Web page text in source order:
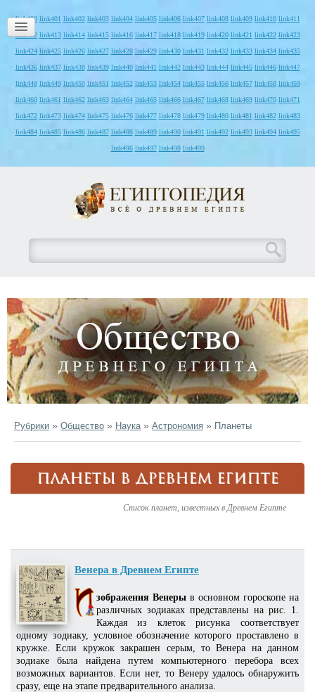
link400 link401 link402 link403 link404 link405 link406 link407 link408 link409 link410 link411
link412 link413 link414 link415 link416 link417 link418 link419 link420 link421 link422 link423
link424 link425 link426 link427 link428 link429 link430 link431 link432 link433 link434 link435
link436 link437 link438 link439 link440 link441 link442 link443 link444 link445 link446 link447
link448 link449 link450 link451 link452 link453 link454 link455 link456 link457 link458 link459
link460 link461 link462 link463 link464 link465 link466 link467 link468 link469 link470 link471
link472 link473 link474 link475 link476 link477 link478 link479 link480 link481 link482 link483
link484 link485 link486 link487 link488 link489 link490 link491 link492 link493 link494 link495
link496 link497 link498 link499
Рубрики » Общество » Наука » Астрономия » Планеты
ПЛАНЕТЫ В ДРЕВНЕМ ЕГИПТЕ
Список планет, известных в Древнем Египте
Венера в Древнем Египте
зображения Венерыв основном гороскопе на
различных зодиаках представлены на рис. 1.
Каждая из клеток рисунка соответствует
одному зодиаку, условное обозначение которого проставлено в
кружке. Если кружок закрашен серым, то Венера на данном
зодиаке была найдена путем компьютерного перебора всех
возможных вариантов. Если нет, то Венеру удалось обнаружить
сразу, еще на этапе предварительного анализа.